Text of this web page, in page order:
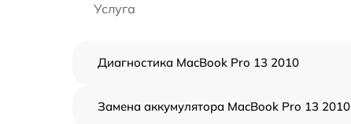
Услуга
Диагностика MacBook Pro 13 2010
Замена аккумулятора MacBook Pro 13 2010